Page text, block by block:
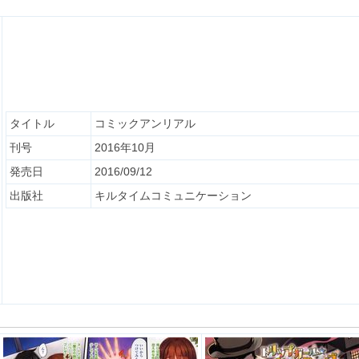
タイトル
コミックアンリアル
刊号
2016年10月
発売日
2016/09/12
出版社
キルタイムコミュニケーション